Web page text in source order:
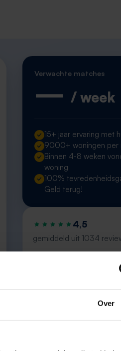
Over
Verwachte matches
— / week
15+ jaar ervaring met
9000+ woningen per
Binnen 4-8 weken
woning
100%
Geld terug!
4,5
gemiddeld uit 1034